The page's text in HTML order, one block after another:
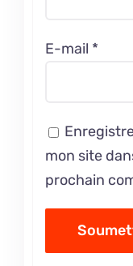
E-mail *
mon site
prochain